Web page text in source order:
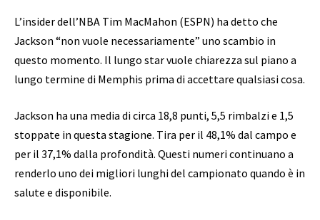
L’insider dell’NBA Tim MacMahon (ESPN) ha detto che
Jackson “non vuole necessariamente” uno scambio in
questo momento. Il lungo star vuole chiarezza sul piano a
lungo termine di Memphis prima di accettare qualsiasi cosa.
Jackson ha una media di circa 18,8 punti, 5,5 rimbalzi e 1,5
stoppate in questa stagione. Tira per il 48,1% dal campo e
per il 37,1% dalla profondità. Questi numeri continuano a
renderlo uno dei migliori lunghi del campionato quando è in
salute e disponibile.